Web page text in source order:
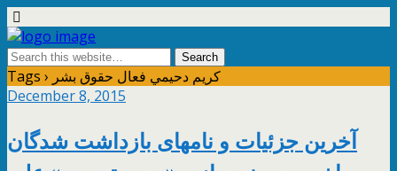
Tags › كريم دحيمي فعال حقوق بشر
December 8, 2015
آخرین جزئیات و نامهای بازداشت شدگان